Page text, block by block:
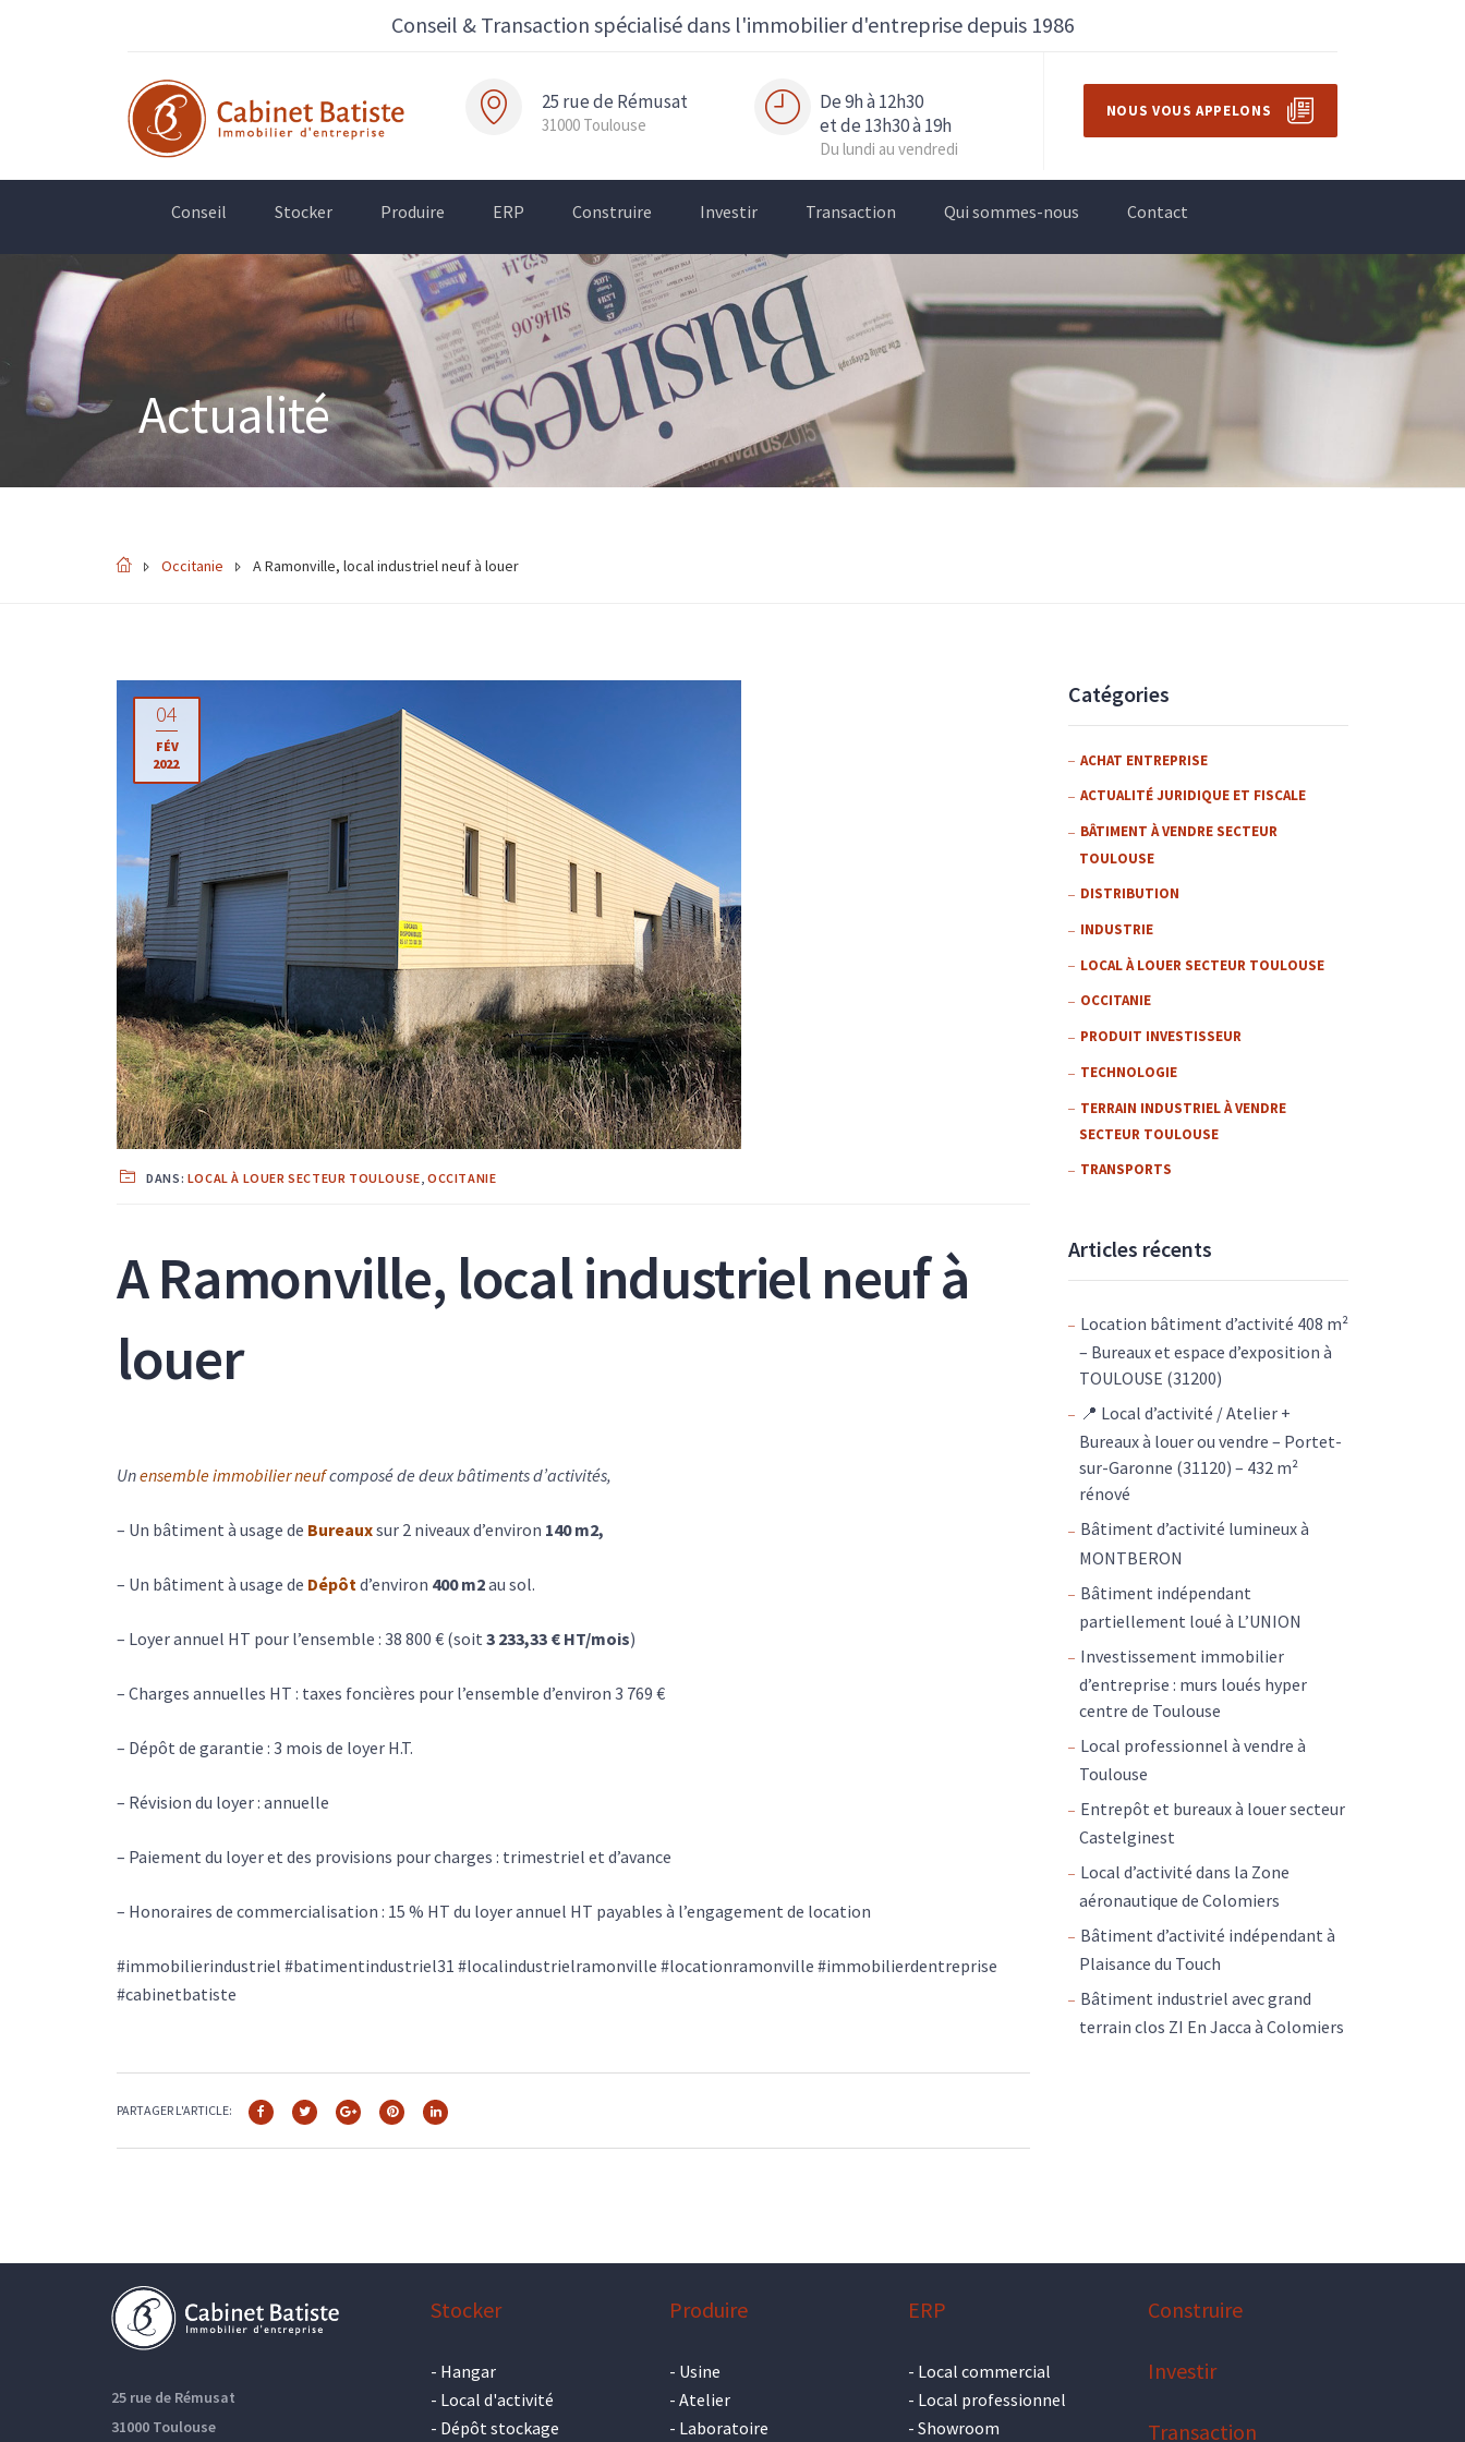
Conseil & Transaction spécialisé dans l'immobilier d'entreprise depuis 1986
25 rue de Rémusat
31000 Toulouse
De 9h à 12h30
et de 13h30 à 19h
Du lundi au vendredi
NOUS VOUS APPELONS
Conseil Stocker Produire ERP Construire Investir Transaction Qui sommes-nous Contact
Actualité
Occitanie A Ramonville, local industriel neuf à louer
04
FÉV
2022
DANS: LOCAL À LOUER SECTEUR TOULOUSE ,OCCITANIE
A Ramonville, local industriel neuf à
louer
Unensemble immobilierneufcomposé de deux bâtiments d’activités,
– Un bâtiment à usage de Bureauxsur 2 niveaux d’environ 140 m2,
– Un bâtiment à usage de Dépôt d’environ 400 m2au sol.
– Loyer annuel HT pour l’ensemble : 38 800 € (soit 3 233,33 € HT/mois)
– Charges annuelles HT : taxes foncières pour l’ensemble d’environ 3 769 €
– Dépôt de garantie : 3 mois de loyer H.T.
– Révision du loyer : annuelle
– Paiement du loyer et des provisions pour charges : trimestriel et d’avance
– Honoraires de commercialisation : 15 % HT du loyer annuel HT payables à l’engagement de location
#immobilierindustriel #batimentindustriel31 #localindustrielramonville #locationramonville #immobilierdentreprise
#cabinetbatiste
PARTAGER L'ARTICLE:
Catégories
ACHAT ENTREPRISE
ACTUALITÉ JURIDIQUE ET FISCALE
BÂTIMENT À VENDRE SECTEUR
TOULOUSE
DISTRIBUTION
INDUSTRIE
LOCAL À LOUER SECTEUR TOULOUSE
OCCITANIE
PRODUIT INVESTISSEUR
TECHNOLOGIE
TERRAIN INDUSTRIEL À VENDRE
SECTEUR TOULOUSE
TRANSPORTS
Articles récents
Location bâtiment d’activité 408 m²
– Bureaux et espace d’exposition à
TOULOUSE (31200)
📍 Local d’activité / Atelier +
Bureaux à louer ou vendre – Portet-
sur-Garonne (31120) – 432 m²
rénové
Bâtiment d’activité lumineux à
MONTBERON
Bâtiment indépendant
partiellement loué à L’UNION
Investissement immobilier
d’entreprise : murs loués hyper
centre de Toulouse
Local professionnel à vendre à
Toulouse
Entrepôt et bureaux à louer secteur
Castelginest
Local d’activité dans la Zone
aéronautique de Colomiers
Bâtiment d’activité indépendant à
Plaisance du Touch
Bâtiment industriel avec grand
terrain clos ZI En Jacca à Colomiers
25 rue de Rémusat
31000 Toulouse
Stocker
- Hangar
- Local d'activité
- Dépôt stockage
Produire
- Usine
- Atelier
- Laboratoire
ERP
- Local commercial
- Local professionnel
- Showroom
Construire
Investir
Transaction